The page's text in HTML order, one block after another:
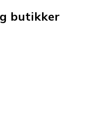
butikker